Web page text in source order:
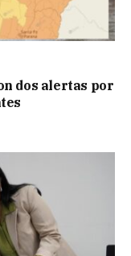
dos alertas por